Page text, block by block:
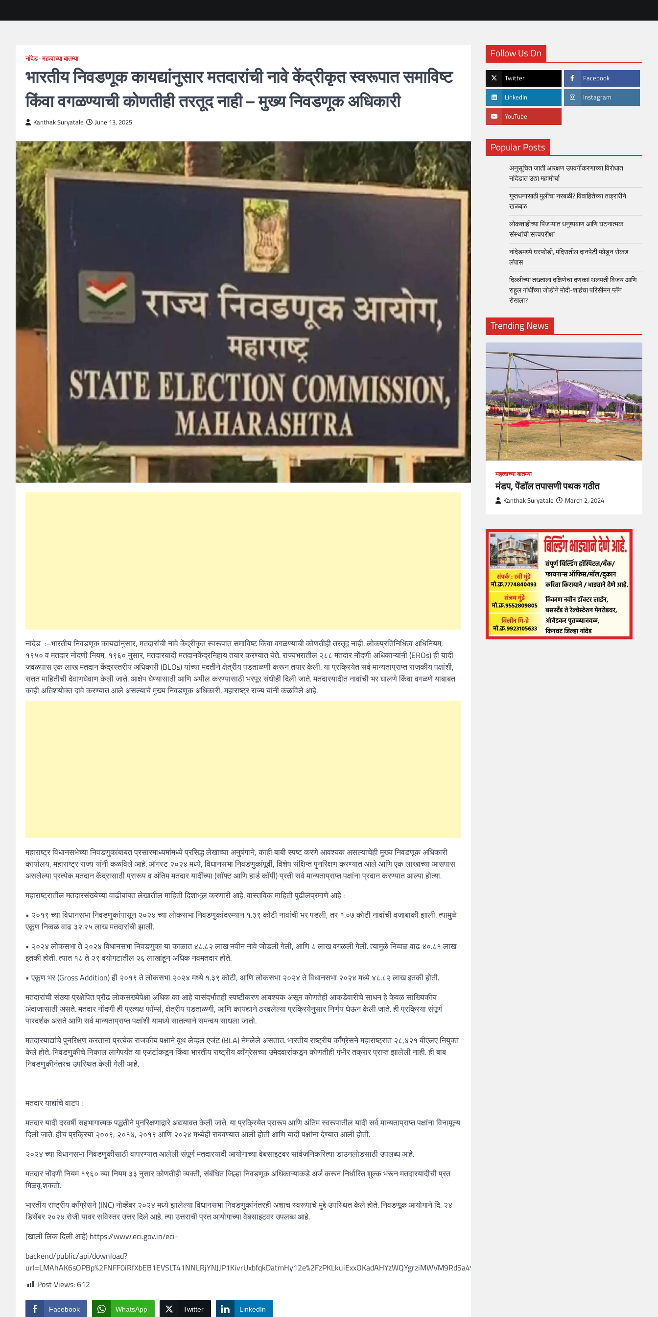
नांदेड महत्वाच्या बातम्या
भारतीय निवडणूक कायद्यांनुसार मतदारांची नावे केंद्रीकृत स्वरूपात समाविष्ट
किंवा वगळण्याची कोणतीही तरतूद नाही – मुख्य निवडणूक अधिकारी
Kanthak Suryatale June 13, 2025
नांदेड :–भारतीय निवडणूक कायद्यांनुसार, मतदारांची नावे केंद्रीकृत स्वरूपात समाविष्ट किंवा वगळण्याची कोणतीही तरतूद नाही. लोकप्रतिनिधित्व अधिनियम,
१९५० व मतदार नोंदणी नियम, १९६० नुसार, मतदारयादी मतदानकेंद्रनिहाय तयार करण्यात येते. राज्यभरातील २८८ मतदार नोंदणी अधिकाऱ्यांनी (EROs) ही यादी
जवळपास एक लाख मतदान केंद्रस्तरीय अधिकारी (BLOs) यांच्या मदतीने क्षेत्रीय पडताळणी करून तयार केली. या प्रक्रियेत सर्व मान्यताप्राप्त राजकीय पक्षांशी,
सतत माहितीची देवाणघेवाण केली जाते. आक्षेप घेण्यासाठी आणि अपील करण्यासाठी भरपूर संधीही दिली जाते. मतदारयादीत नावांची भर घालणे किंवा वगळणे याबाबत
काही अतिशयोक्त दावे करण्यात आले असल्याचे मुख्य निवडणूक अधिकारी, महाराष्ट्र राज्य यांनी कळविले आहे.
महाराष्ट्र विधानसभेच्या निवडणुकांबाबत प्रसारमाध्यमांमध्ये प्रसिद्ध लेखाच्या अनुषंगाने, काही बाबी स्पष्ट करणे आवश्यक असल्याचेही मुख्य निवडणूक अधिकारी
कार्यालय, महाराष्ट्र राज्य यांनी कळविले आहे. ऑगस्ट २०२४ मध्ये, विधानसभा निवडणुकांपूर्वी, विशेष संक्षिप्त पुनरिक्षण करण्यात आले आणि एक लाखाच्या आसपास
असलेल्या प्रत्येक मतदान केंद्रासाठी प्रारूप व अंतिम मतदार यादींच्या (सॉफ्ट आणि हार्ड कॉपी) प्रती सर्व मान्यताप्राप्त पक्षांना प्रदान करण्यात आल्या होत्या.
महाराष्ट्रातील मतदारसंख्येच्या वाढीबाबत लेखातील माहिती दिशाभूल करणारी आहे. वास्तविक माहिती पुढीलप्रमाणे आहे :
• २०१९ च्या विधानसभा निवडणुकांपासून २०२४ च्या लोकसभा निवडणुकांदरम्यान १.३९ कोटी नावांची भर पडली, तर १.०७ कोटी नावांची वजाबाकी झाली. त्यामुळे
एकूण निव्वळ वाढ ३२.२५ लाख मतदारांची झाली.
• २०२४ लोकसभा ते २०२४ विधानसभा निवडणुका या काळात ४८.८२ लाख नवीन नावे जोडली गेली, आणि ८ लाख वगळली गेली. त्यामुळे निव्वळ वाढ ४०.८१ लाख
इतकी होती. त्यात १८ ते २९ वयोगटातील २६ लाखांहून अधिक नवमतदार होते.
• एकूण भर (Gross Addition) ही २०१९ ते लोकसभा २०२४ मध्ये १.३९ कोटी, आणि लोकसभा २०२४ ते विधानसभा २०२४ मध्ये ४८.८२ लाख इतकी होती.
मतदारांची संख्या प्रक्षेपित प्रौढ लोकसंख्येपेक्षा अधिक का आहे यासंदर्भातही स्पष्टीकरण आवश्यक असून कोणतेही आकडेवारीचे साधन हे केवळ सांख्यिकीय
अंदाजासाठी असते. मतदार नोंदणी ही प्रत्यक्ष फॉर्म्स, क्षेत्रीय पडताळणी, आणि कायद्याने ठरवलेल्या प्रक्रियेनुसार निर्णय घेऊन केली जाते. ही प्रक्रिया संपूर्ण
पारदर्शक असते आणि सर्व मान्यताप्राप्त पक्षांशी यामध्ये सातत्याने समन्वय साधला जातो.
मतदारयाद्यांचे पुनरिक्षण करताना प्रत्येक राजकीय पक्षाने बूथ लेव्हल एजंट (BLA) नेमलेले असतात. भारतीय राष्ट्रीय काँग्रेसने महाराष्ट्रात २८,४२१ बीएलए नियुक्त
केले होते. निवडणुकीचे निकाल लागेपर्यंत या एजंटांकडून किंवा भारतीय राष्ट्रीय काँग्रेसच्या उमेदवारांकडून कोणतीही गंभीर तक्रार प्राप्त झालेली नाही. ही बाब
निवडणुकीनंतरच उपस्थित केली गेली आहे.
मतदार याद्यांचे वाटप :
मतदार यादी दरवर्षी सहभागात्मक पद्धतीने पुनरिक्षणाद्वारे अद्ययावत केली जाते. या प्रक्रियेत प्रारूप आणि अंतिम स्वरूपातील यादी सर्व मान्यताप्राप्त पक्षांना विनामूल्य
दिली जाते. हीच प्रक्रिया २००९, २०१४, २०१९ आणि २०२४ मध्येही राबवण्यात आली होती आणि यादी पक्षांना देण्यात आली होती.
२०२४ च्या विधानसभा निवडणुकीसाठी वापरण्यात आलेली संपूर्ण मतदारयादी आयोगाच्या वेबसाइटवर सार्वजनिकरित्या डाउनलोडसाठी उपलब्ध आहे.
मतदार नोंदणी नियम १९६० च्या नियम ३३ नुसार कोणतीही व्यक्ती, संबंधित जिल्हा निवडणूक अधिकाऱ्याकडे अर्ज करून निर्धारित शुल्क भरून मतदारयादीची प्रत
मिळवू शकतो.
भारतीय राष्ट्रीय काँग्रेसने (INC) नोव्हेंबर २०२४ मध्ये झालेल्या विधानसभा निवडणुकांनंतरही अशाच स्वरूपाचे मुद्दे उपस्थित केले होते. निवडणूक आयोगाने दि. २४
डिसेंबर २०२४ रोजी यावर सविस्तर उत्तर दिले आहे. त्या उत्तराची प्रत आयोगाच्या वेबसाइटवर उपलब्ध आहे.
(खाली लिंक दिली आहे) https://www.eci.gov.in/eci-
backend/public/api/download?
Post Views:612
Facebook WhatsApp Twitter LinkedIn
Follow Us On
Twitter Facebook
LinkedIn Instagram
YouTube
Popular Posts
अनुसूचित जाती आरक्षण उपवर्गीकरणाच्या विरोधात
नांदेडात उद्या महामोर्चा
गुप्तधनासाठी मुलींचा नरबळी? विवाहितेच्या तक्रारीने
खळबळ
लोकशाहीच्या पिंजऱ्यात धनुष्यबाण आणि घटनात्मक
संस्थांची सत्त्वपरीक्षा
नांदेडमध्ये घरफोडी, मंदिरातील दानपेटी फोडून रोकड
लंपास
दिल्लीच्या तख्ताला दक्षिणेचा दणका! थलपती विजय आणि
राहुल गांधींच्या जोडीने मोदी-शाहंचा परिसीमन प्लॅन
रोखला?
Trending News
What Is a Front-End Developer?
How to Become One, Salary, Skills
Kanthak Suryatale April 30, 2021
महत्वाच्या बातम्या
मंडप, पेंडॉल तपासणी पथक गठीत
Kanthak Suryatale March 2, 2024